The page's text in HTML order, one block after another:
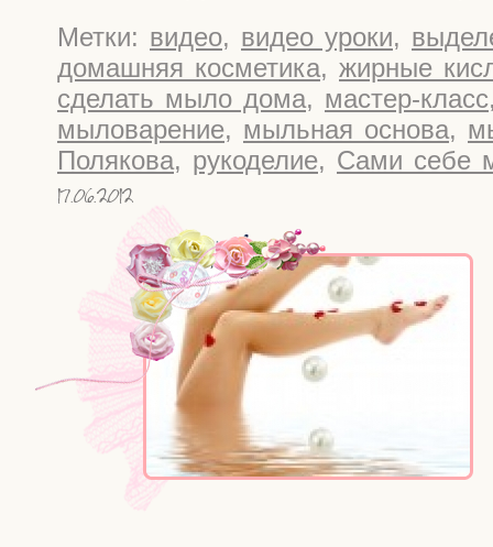
Метки: видео, видео уроки,
домашняя косметика, жирные
сделать мыло дома, мастер-класс
мыловарение, мыльная основа,
Полякова, рукоделие, Сами себе
17.06.2012